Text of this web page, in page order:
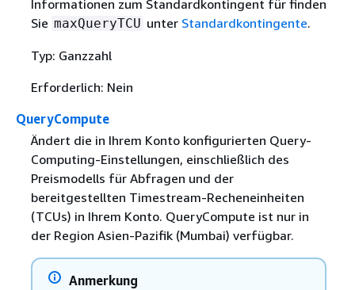
Informationen zum Standardkontingent für finden
Sie maxQueryTCU unter Standardkontingente.
Typ: Ganzzahl
Erforderlich: Nein
QueryCompute
Ändert die in Ihrem Konto konfigurierten Query-
Computing-Einstellungen, einschließlich des
Preismodells für Abfragen und der
bereitgestellten Timestream-Recheneinheiten
(TCUs) in Ihrem Konto. QueryCompute ist nur in
der Region Asien-Pazifik (Mumbai) verfügbar.
Anmerkung